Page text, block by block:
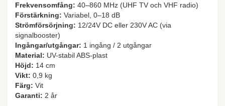
Frekvensomfång: 40–860 MHz (UHF TV och VHF radio)
Förstärkning: Variabel, 0–18 dB
Strömförsörjning: 12/24V DC eller 230V AC (via
signalbooster)
Ingångar/utgångar: 1 ingång / 2 utgångar
Material: UV-stabil ABS-plast
Höjd: 14 cm
Vikt: 0,9 kg
Färg: Vit
Garanti: 2 år